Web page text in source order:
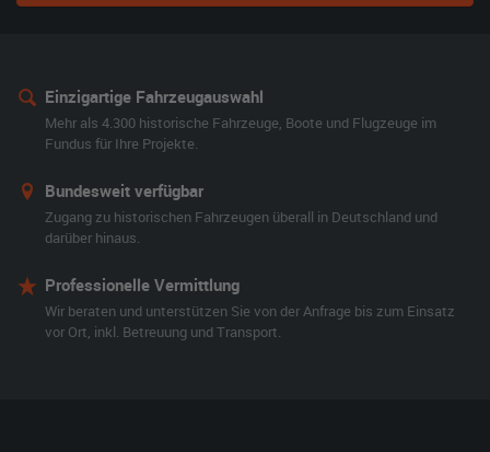
Einzigartige Fahrzeugauswahl
Mehr als 4.300 historische Fahrzeuge, Boote und Flugzeuge im
Fundus für Ihre Projekte.
Bundesweit verfügbar
Zugang zu historischen Fahrzeugen überall in Deutschland und
darüber hinaus.
Professionelle Vermittlung
Wir beraten und unterstützen Sie von der Anfrage bis zum Einsatz
vor Ort, inkl. Betreuung und Transport.